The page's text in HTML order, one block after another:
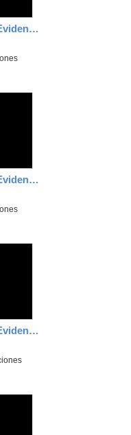
García_Sánchez_Silvia_EvidenciaArea_4
García_Sánchez_Silvia_EvidenciaÁrea_3
García_Sánchez_Silvia_EvidenciaArea_2